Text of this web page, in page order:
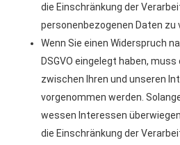
die Einschränkung der
personenbezogenen Daten zu
Wenn Sie einen Widerspruch
DSGVO eingelegt haben,
zwischen Ihren und unseren
vorgenommen werden.
wessen Interessen
die Einschränkung der